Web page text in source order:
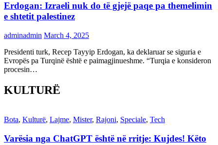
Erdogan: Izraeli nuk do të gjejë paqe pa themelimin
e shtetit palestinez
adminadmin March 4, 2025
Presidenti turk, Recep Tayyip Erdogan, ka deklaruar se siguria e
Evropës pa Turqinë është e paimagjinueshme. “Turqia e konsideron
procesin…
KULTURË
Bota, Kulturë, Lajme, Mister, Rajoni, Speciale, Tech
Varësia nga ChatGPT është në rritje: Kujdes! Këto